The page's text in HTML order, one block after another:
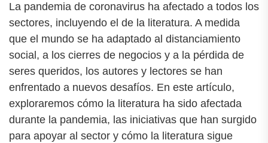
La pandemia de coronavirus ha afectado a todos los
sectores, incluyendo el de la literatura. A medida
que el mundo se ha adaptado al distanciamiento
social, a los cierres de negocios y a la pérdida de
seres queridos, los autores y lectores se han
enfrentado a nuevos desafíos. En este artículo,
exploraremos cómo la literatura ha sido afectada
durante la pandemia, las iniciativas que han surgido
para apoyar al sector y cómo la literatura sigue